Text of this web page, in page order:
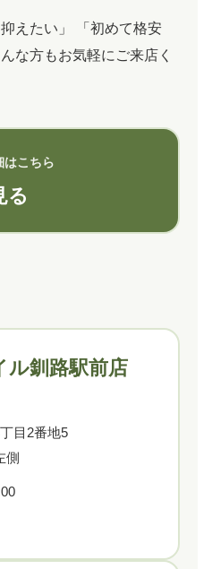
えたい」 「初めて格安
な方もお気軽にご来店く
はこちら
る
ル釧路駅前店
目2番地5
側